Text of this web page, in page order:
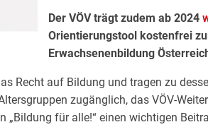
Der VÖV trägt zudem ab 2024
Orientierungstool kostenfrei
Erwachsenenbildung
Recht auf Bildung und tragen zu
zugänglich, das VÖV-
für alle!“ einen wichtigen